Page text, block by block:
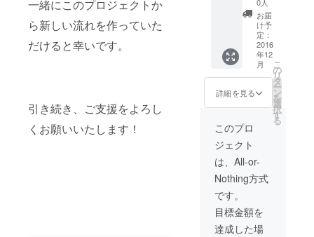
一緒にこのプロジェクトか
ら新しい流れを作っていた
だけると幸いです。
引き続き、ご支援をよろし
くお願いいたします！
0人
お届
け予
定：
2016
年12
月
詳細を見る
こ
の
リ
タ
ー
ン
を
選
択
す
る
このプロ
ジェクト
は、All-or-
Nothing方式
です。
目標金額を
達成した場